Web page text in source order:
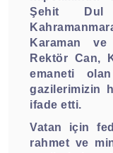
Şehit Dul
Karaman
Rektör Can,
emaneti
gazilerimizin
ifade etti.
Vatan için
rahmet ve